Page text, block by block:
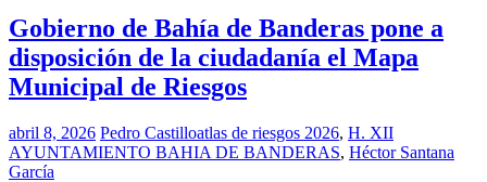
Gobierno de Bahía de Banderas pone a
disposición de la ciudadanía el Mapa
Municipal de Riesgos
abril 8, 2026 Pedro Castilloatlas de riesgos 2026, H. XII
AYUNTAMIENTO BAHIA DE BANDERAS, Héctor Santana
García